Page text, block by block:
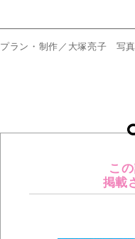
プラン・制作／大塚亮子 写真
こ
掲載